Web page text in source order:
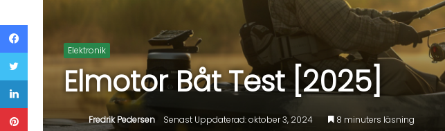
Elektronik
Elmotor Båt Test [2025]
Fredrik Pedersen Senast Uppdaterad: oktober 3, 2024 8 minuters läsning